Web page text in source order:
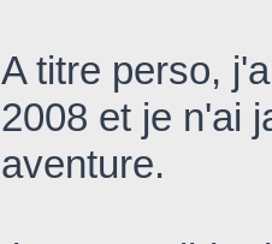
A titre perso,
2008 et je n'ai
aventure.